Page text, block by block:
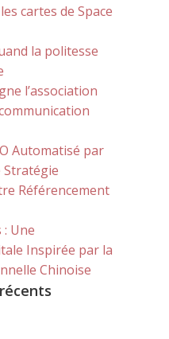
cartes de Space
la politesse
l’association
Automatisé par
Stratégie
Référencement
: Une
Inspirée par la
Chinoise